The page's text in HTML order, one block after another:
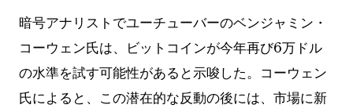
暗号アナリストでユーチューバーのベンジャミン・
コーウェン氏は、ビットコインが今年再び6万ドル
の水準を試す可能性があると示唆した。コーウェン
氏によると、この潜在的な反動の後には、市場に新